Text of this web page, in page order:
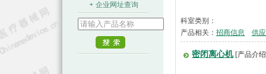
企业网址查询
科室类别：
产品相关： 招商信息 供
密闭离心机 [产品介